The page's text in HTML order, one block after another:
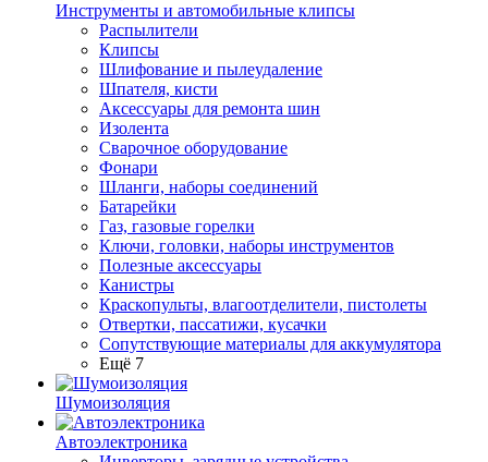
Инструменты и автомобильные клипсы
Распылители
Клипсы
Шлифование и пылеудаление
Шпателя, кисти
Аксессуары для ремонта шин
Изолента
Сварочное оборудование
Фонари
Шланги, наборы соединений
Батарейки
Газ, газовые горелки
Ключи, головки, наборы инструментов
Полезные аксессуары
Канистры
Краскопульты, влагоотделители, пистолеты
Отвертки, пассатижи, кусачки
Сопутствующие материалы для аккумулятора
Ещё 7
Шумоизоляция
Автоэлектроника